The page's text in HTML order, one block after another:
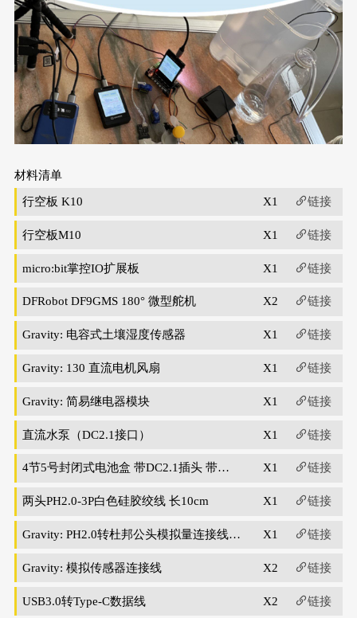
材料清单
行空板 K10 X1 链接
行空板M10 X1 链接
micro:bit掌控IO扩展板 X1 链接
DFRobot DF9GMS 180° 微型舵机 X2 链接
Gravity: 电容式土壤湿度传感器 X1 链接
Gravity: 130 直流电机风扇 X1 链接
Gravity: 简易继电器模块 X1 链接
直流水泵（DC2.1接口） X1 链接
4节5号封闭式电池盒 带DC2.1插头 带开
X1 链接
两头PH2.0-3P白色硅胶绞线 长10cm X1 链接
Gravity: PH2.0转杜邦公头模拟量连接线(3
X1 链接
Gravity: 模拟传感器连接线 X2 链接
USB3.0转Type-C数据线 X2 链接